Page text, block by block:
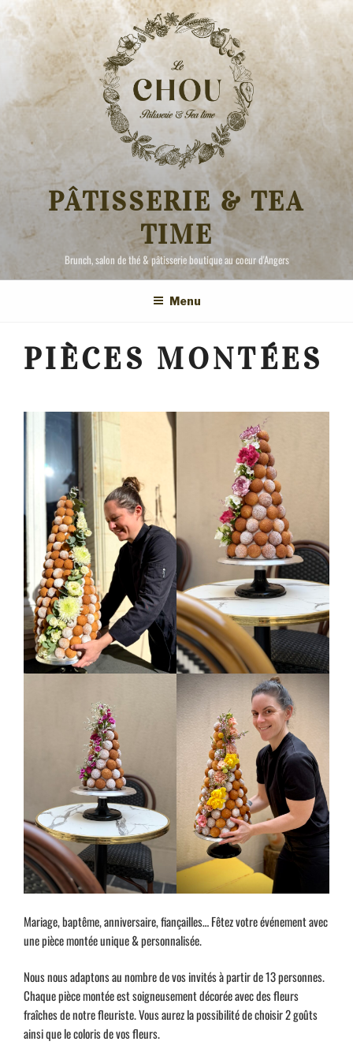
Aller
au
contenu
principal
PÂTISSERIE & TEA
TIME
Brunch, salon de thé & pâtisserie boutique au coeur d'Angers
Menu
PIÈCES MONTÉES
Mariage, baptême, anniversaire, fiançailles… Fêtez votre événement avec
une pièce montée unique & personnalisée.
Nous nous adaptons au nombre de vos invités à partir de 13 personnes.
Chaque pièce montée est soigneusement décorée avec des fleurs
fraîches de notre fleuriste. Vous aurez la possibilité de choisir 2 goûts
ainsi que le coloris de vos fleurs.